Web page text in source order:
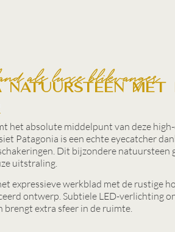
als luxe blikvanger
natuursteen met
het absolute middelpunt van deze
Patagonia is een echte eyecatcher
Dit bijzondere natuursteen
uitstraling.
expressieve werkblad met de rustige
ontwerp. Subtiele LED-verlichting
brengt extra sfeer in de ruimte.